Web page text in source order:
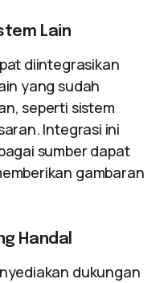
Lain
diintegrasikan
yang sudah
seperti sistem
Integrasi ini
sumber dapat
gambaran
Handal
dukungan